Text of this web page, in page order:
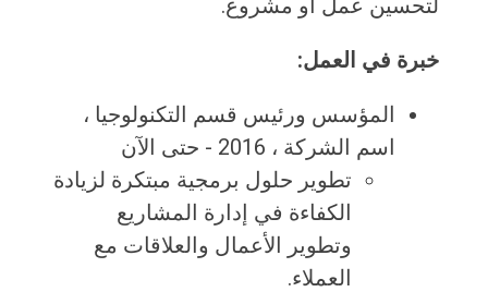
لتحسين عمل أو مشروع.
خبرة في العمل:
المؤسس ورئيس قسم التكنولوجيا ،
اسم الشركة ، 2016 - حتى الآن
تطوير حلول برمجية مبتكرة لزيادة
الكفاءة في إدارة المشاريع
وتطوير الأعمال والعلاقات مع
العملاء.